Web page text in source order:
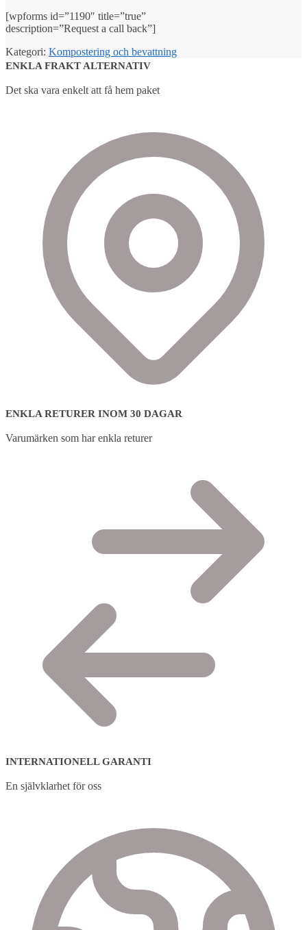
[wpforms id=”1190″ title=”true”
description=”Request a call back”]
Kategori: Kompostering och bevattning
ENKLA FRAKT ALTERNATIV
Det ska vara enkelt att få hem paket
ENKLA RETURER INOM 30 DAGAR
Varumärken som har enkla returer
INTERNATIONELL GARANTI
En självklarhet för oss